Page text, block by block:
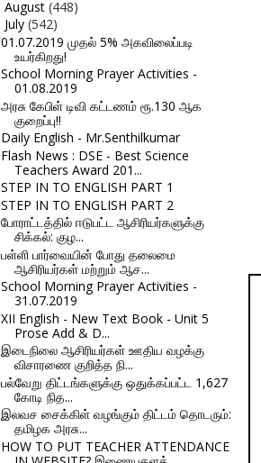
August (448)
July (542)
01.07.2019 முதல் 5% அகவிலைப்படி
உயர்கிறது!
School Morning Prayer Activities -
01.08.2019
அரசு கேபிள் டிவி கட்டணம் ரூ.130 ஆக
குறைப்பு!!
Daily English - Mr.Senthilkumar
Flash News : DSE - Best Science
Teachers Award 201...
STEP IN TO ENGLISH PART 1
STEP IN TO ENGLISH PART 2
போராட்டத்தில் ஈடுபட்ட ஆசிரியர்களுக்கு
சிக்கல்: குழ...
பள்ளி பார்வையின் போது தலைமை
ஆசிரியர்கள் மற்றும் ஆச...
School Morning Prayer Activities -
31.07.2019
XII English - New Text Book - Unit 5
Prose Add & D...
இடைநிலை ஆசிரியர்கள் ஊதிய வழக்கு
விசாரணை குறித்த நி...
பல்வேறு திட்டங்களுக்கு ஒதுக்கப்பட்ட 1,627
கோடி நித...
இலவச சைக்கிள் வழங்கும் திட்டம் தொடரும்:
தமிழக அரசு...
HOW TO PUT TEACHER ATTENDANCE